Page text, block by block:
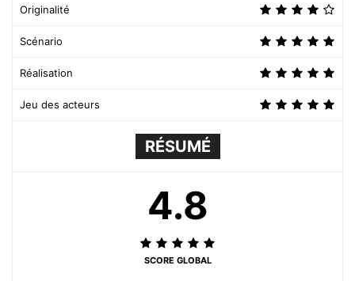
Originalité
Scénario
Réalisation
Jeu des acteurs
RÉSUMÉ
4.8
SCORE GLOBAL